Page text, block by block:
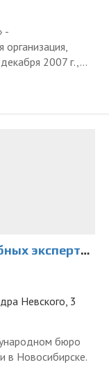
-
организация,
2007 г.,...
на Александра Невского
Невского, 3
бюро
в Новосибирске.